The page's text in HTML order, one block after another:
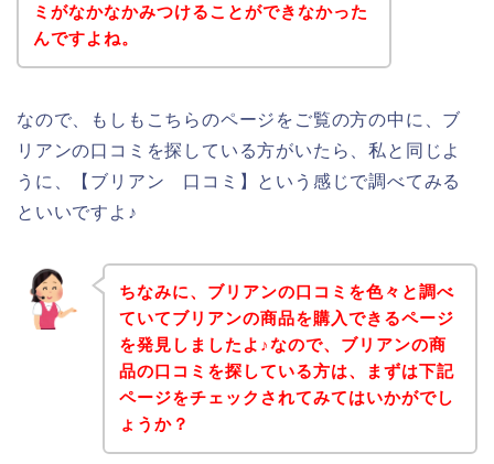
ミがなかなかみつけることができなかった
んですよね。
なので、もしもこちらのページをご覧の方の中に、ブ
リアンの口コミを探している方がいたら、私と同じよ
うに、【ブリアン 口コミ】という感じで調べてみる
といいですよ♪
ちなみに、ブリアンの口コミを色々と調べ
ていてブリアンの商品を購入できるページ
を発見しましたよ♪なので、ブリアンの商
品の口コミを探している方は、まずは下記
ページをチェックされてみてはいかがでし
ょうか？